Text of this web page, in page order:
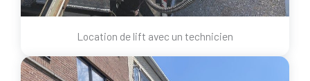
Location de lift avec un technicien